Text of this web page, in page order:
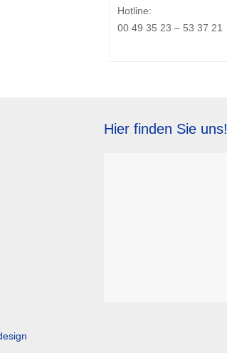
Hotline:
00 49 35 23 – 53 37 21
Hier finden Sie uns!